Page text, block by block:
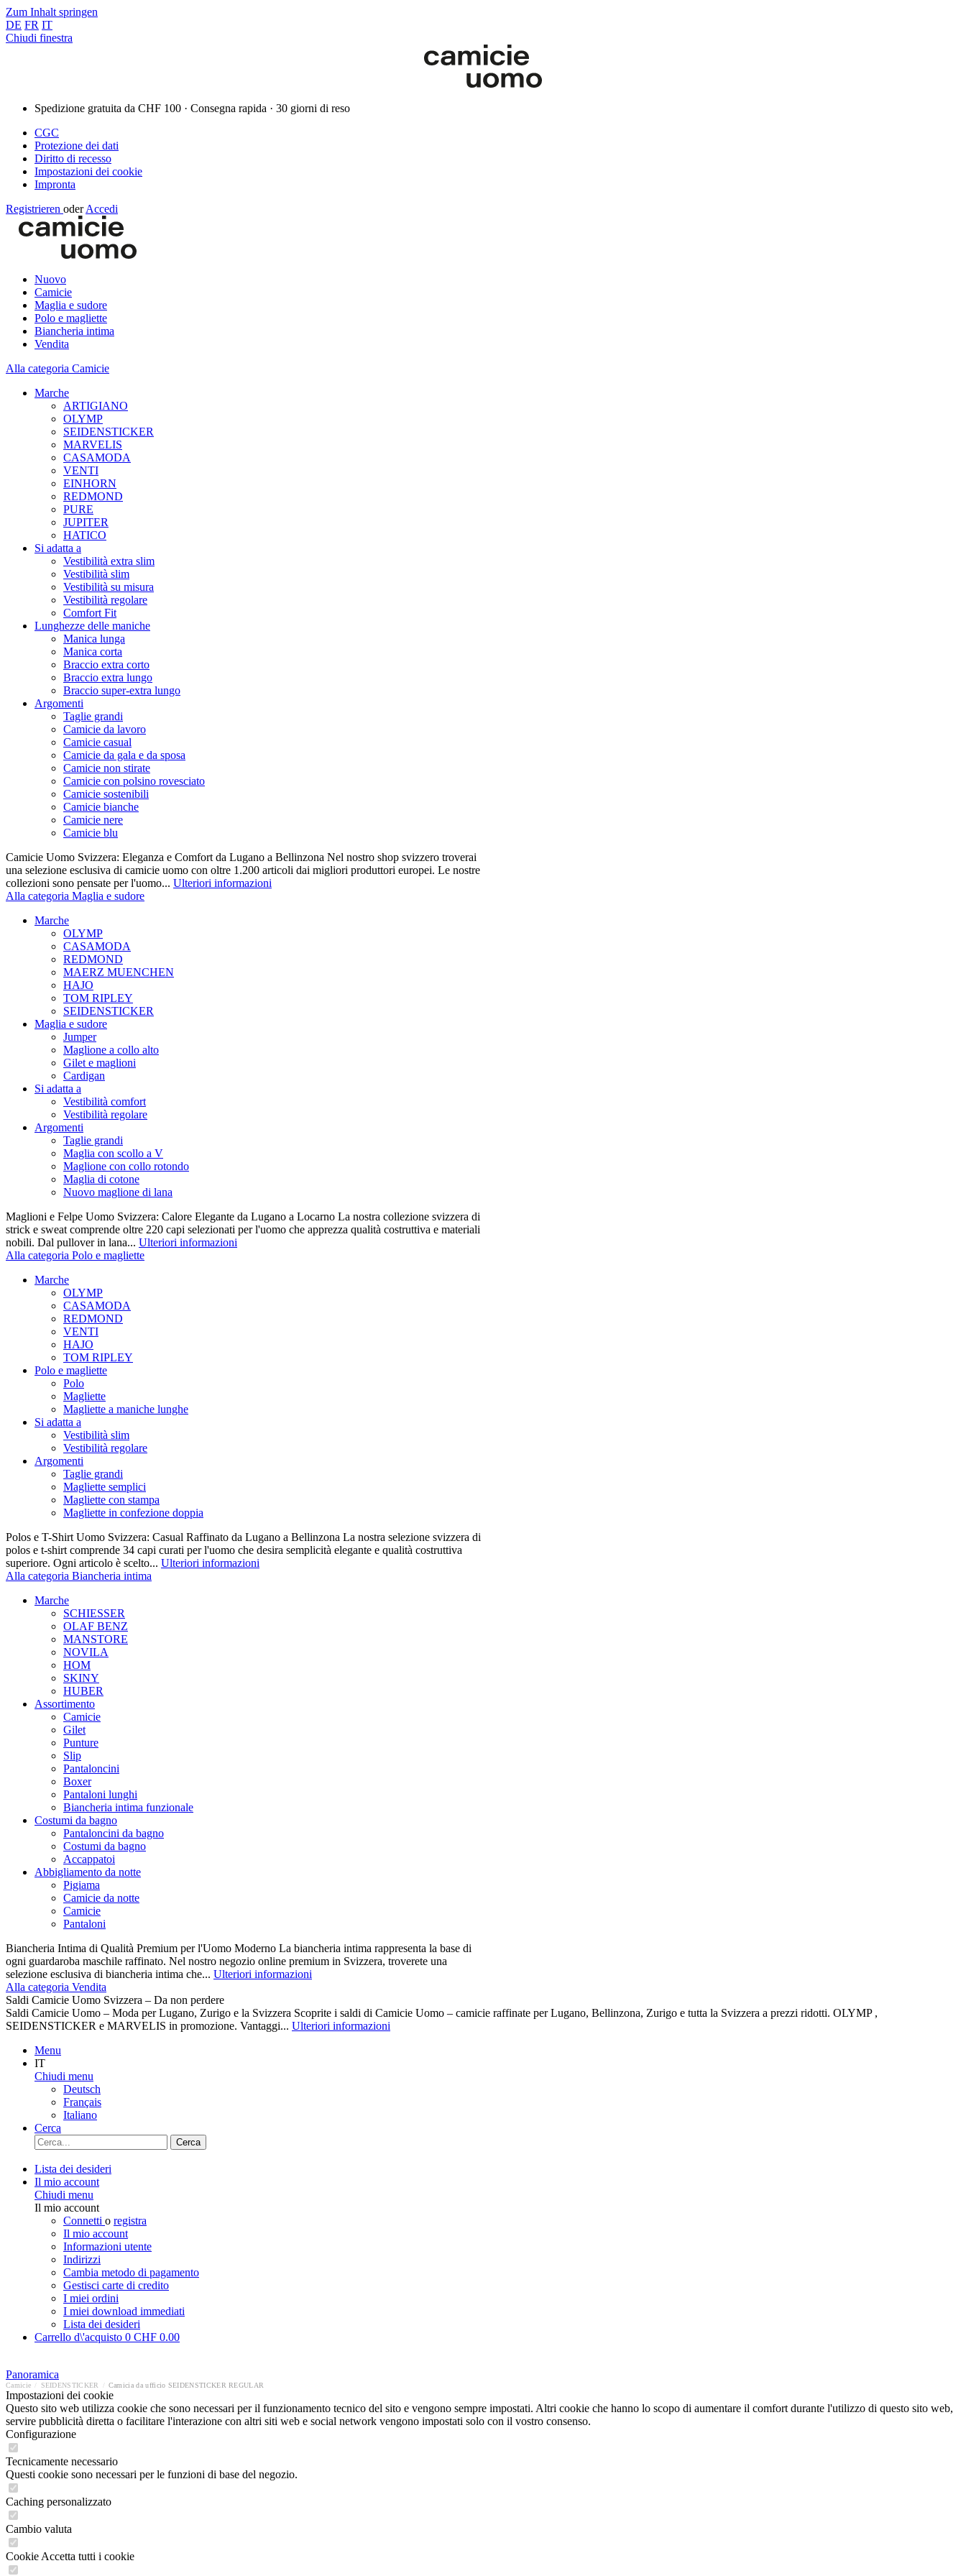
Zum Inhalt springen
DE FR IT
Chiudi finestra
Spedizione gratuita da CHF 100 · Consegna rapida · 30 giorni di reso
CGC
Protezione dei dati
Diritto di recesso
Impostazioni dei cookie
Impronta
Registrieren oder Accedi
Nuovo
Camicie
Maglia e sudore
Polo e magliette
Biancheria intima
Vendita
Alla categoria Camicie
Marche
ARTIGIANO
OLYMP
SEIDENSTICKER
MARVELIS
CASAMODA
VENTI
EINHORN
REDMOND
PURE
JUPITER
HATICO
Si adatta a
Vestibilità extra slim
Vestibilità slim
Vestibilità su misura
Vestibilità regolare
Comfort Fit
Lunghezze delle maniche
Manica lunga
Manica corta
Braccio extra corto
Braccio extra lungo
Braccio super-extra lungo
Argomenti
Taglie grandi
Camicie da lavoro
Camicie casual
Camicie da gala e da sposa
Camicie non stirate
Camicie con polsino rovesciato
Camicie sostenibili
Camicie bianche
Camicie nere
Camicie blu
Camicie Uomo Svizzera: Eleganza e Comfort da Lugano a Bellinzona Nel nostro shop svizzero troverai
una selezione esclusiva di camicie uomo con oltre 1.200 articoli dai migliori produttori europei. Le nostre
collezioni sono pensate per l'uomo... Ulteriori informazioni
Alla categoria Maglia e sudore
Marche
OLYMP
CASAMODA
REDMOND
MAERZ MUENCHEN
HAJO
TOM RIPLEY
SEIDENSTICKER
Maglia e sudore
Jumper
Maglione a collo alto
Gilet e maglioni
Cardigan
Si adatta a
Vestibilità comfort
Vestibilità regolare
Argomenti
Taglie grandi
Maglia con scollo a V
Maglione con collo rotondo
Maglia di cotone
Nuovo maglione di lana
Maglioni e Felpe Uomo Svizzera: Calore Elegante da Lugano a Locarno La nostra collezione svizzera di
strick e sweat comprende oltre 220 capi selezionati per l'uomo che apprezza qualità costruttiva e materiali
nobili. Dal pullover in lana... Ulteriori informazioni
Alla categoria Polo e magliette
Marche
OLYMP
CASAMODA
REDMOND
VENTI
HAJO
TOM RIPLEY
Polo e magliette
Polo
Magliette
Magliette a maniche lunghe
Si adatta a
Vestibilità slim
Vestibilità regolare
Argomenti
Taglie grandi
Magliette semplici
Magliette con stampa
Magliette in confezione doppia
Polos e T-Shirt Uomo Svizzera: Casual Raffinato da Lugano a Bellinzona La nostra selezione svizzera di
polos e t-shirt comprende 34 capi curati per l'uomo che desira semplicità elegante e qualità costruttiva
superiore. Ogni articolo è scelto... Ulteriori informazioni
Alla categoria Biancheria intima
Marche
SCHIESSER
OLAF BENZ
MANSTORE
NOVILA
HOM
SKINY
HUBER
Assortimento
Camicie
Gilet
Punture
Slip
Pantaloncini
Boxer
Pantaloni lunghi
Biancheria intima funzionale
Costumi da bagno
Pantaloncini da bagno
Costumi da bagno
Accappatoi
Abbigliamento da notte
Pigiama
Camicie da notte
Camicie
Pantaloni
Biancheria Intima di Qualità Premium per l'Uomo Moderno La biancheria intima rappresenta la base di
ogni guardaroba maschile raffinato. Nel nostro negozio online premium in Svizzera, troverete una
selezione esclusiva di biancheria intima che... Ulteriori informazioni
Alla categoria Vendita
Saldi Camicie Uomo Svizzera – Da non perdere
Saldi Camicie Uomo – Moda per Lugano, Zurigo e la Svizzera Scoprite i saldi di Camicie Uomo – camicie raffinate per Lugano, Bellinzona, Zurigo e tutta la Svizzera a prezzi ridotti. OLYMP ,
SEIDENSTICKER e MARVELIS in promozione. Vantaggi... Ulteriori informazioni
Menu
IT
Chiudi menu
Deutsch
Français
Italiano
Cerca
Cerca
Lista dei desideri
Il mio account
Chiudi menu
Il mio account
Connetti o registra
Il mio account
Informazioni utente
Indirizzi
Cambia metodo di pagamento
Gestisci carte di credito
I miei ordini
I miei download immediati
Lista dei desideri
Carrello d\'acquisto 0 CHF 0.00
Panoramica
Camicie SEIDENSTICKER Camicia da ufficio SEIDENSTICKER REGULAR
Impostazioni dei cookie
Questo sito web utilizza cookie che sono necessari per il funzionamento tecnico del sito e vengono sempre impostati. Altri cookie che hanno lo scopo di aumentare il comfort durante l'utilizzo di questo sito web,
servire pubblicità diretta o facilitare l'interazione con altri siti web e social network vengono impostati solo con il vostro consenso.
Configurazione
Tecnicamente necessario
Questi cookie sono necessari per le funzioni di base del negozio.
Caching personalizzato
Cambio valuta
Cookie Accetta tutti i cookie